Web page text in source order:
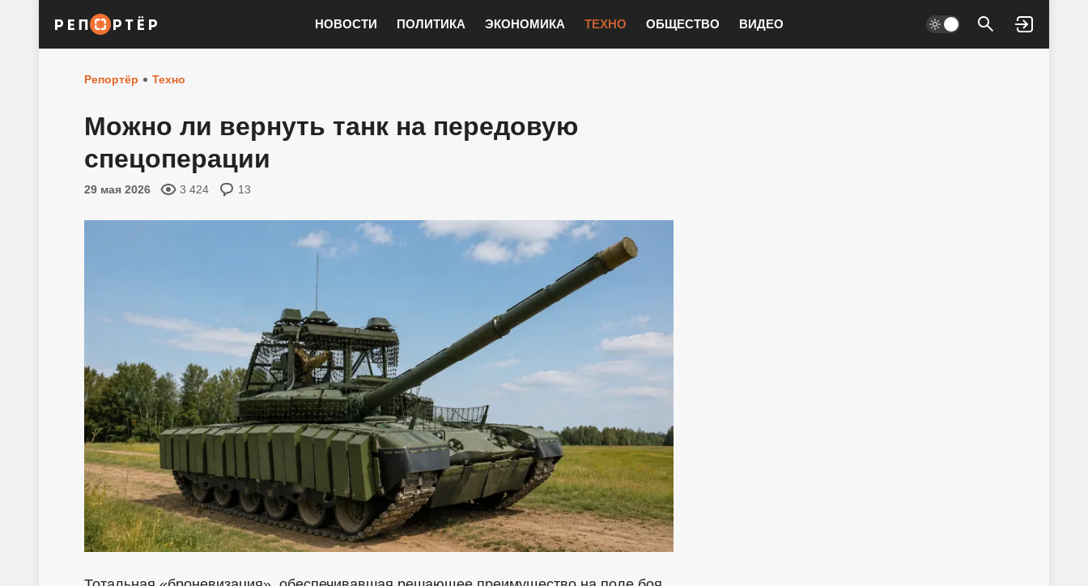
НОВОСТИ ПОЛИТИКА ЭКОНОМИКА ТЕХНО ОБЩЕСТВО ВИДЕО
Войти
Репортёр Техно
Можно ли вернуть танк на передовую
спецоперации
29 мая 2026 3 424 13